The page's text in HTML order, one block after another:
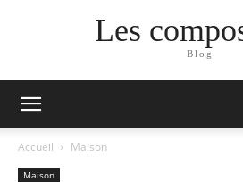
Les
Blog
Accueil Maison
Maison